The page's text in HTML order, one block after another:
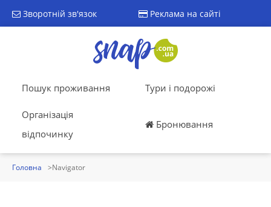
Зворотній зв'язок Реклама на сайті
Пошук проживання Тури і подорожі
Організація
відпочинку
Бронювання
Головна Navigator